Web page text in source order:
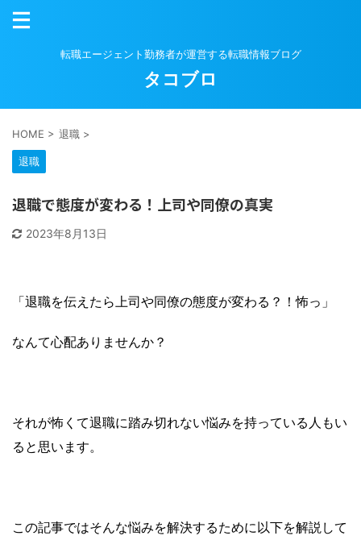
転職エージェント勤務者が運営する転職情報ブログ
タコブロ
HOME > 退職 >
退職
退職で態度が変わる！上司や同僚の真実
2023年8月13日
「退職を伝えたら上司や同僚の態度が変わる？！怖っ」
なんて心配ありませんか？
それが怖くて退職に踏み切れない悩みを持っている人もい
ると思います。
この記事ではそんな悩みを解決するために以下を解説して